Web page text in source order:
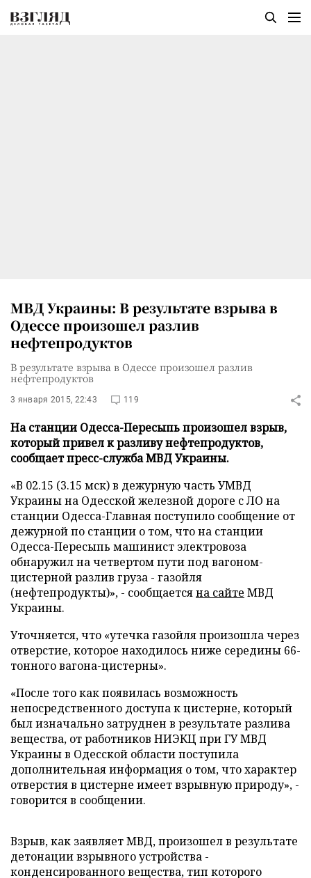
МВД Украины: В результате взрыва в
Одессе произошел разлив
нефтепродуктов
В результате взрыва в Одессе произошел разлив
нефтепродуктов
3 января 2015, 22:43 119
На станции Одесса-Пересыпь произошел взрыв,
который привел к разливу нефтепродуктов,
сообщает пресс-служба МВД Украины.
«В 02.15 (3.15 мск) в дежурную часть УМВД
Украины на Одесской железной дороге с ЛО на
станции Одесса-Главная поступило сообщение от
дежурной по станции о том, что на станции
Одесса-Пересыпь машинист электровоза
обнаружил на четвертом пути под вагоном-
цистерной разлив груза - газойля
(нефтепродукты)», - сообщаетсяна сайте МВД
Украины.
Уточняется, что «утечка газойля произошла через
отверстие, которое находилось ниже середины 66-
тонного вагона-цистерны».
«После того как появилась возможность
непосредственного доступа к цистерне, который
был изначально затруднен в результате разлива
вещества, от работников НИЭКЦ при ГУ МВД
Украины в Одесской области поступила
дополнительная информация о том, что характер
отверстия в цистерне имеет взрывную природу», -
говорится в сообщении.
Взрыв, как заявляет МВД, произошел в результате
детонации взрывного устройства -
конденсированного вещества, тип которого